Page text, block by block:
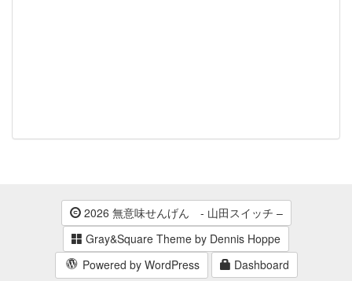
2026 無意味せんげん - 山田スイッチ –
Gray&Square Theme by Dennis Hoppe
Powered by WordPress
Dashboard